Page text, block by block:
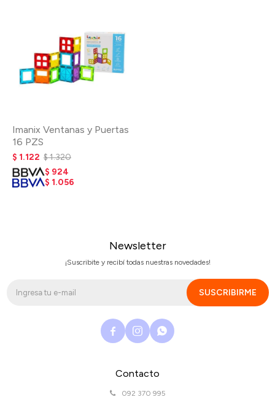
Imanix Ventanas y Puertas
16 PZS
$ 1.122 $1.320
$ 924
$ 1.056
Contacto
092 370 995
Newsletter
¡Suscribite y recibí todas nuestras novedades!
SUSCRIBIRME
  